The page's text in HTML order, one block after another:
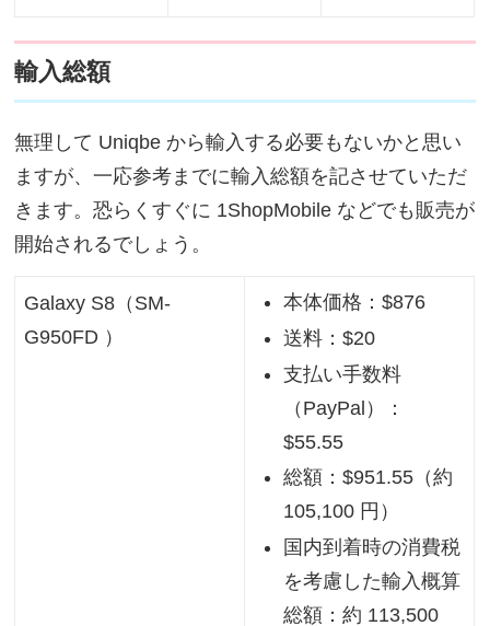
輸入総額
無理して Uniqbe から輸入する必要もないかと思い
ますが、一応参考までに輸入総額を記させていただ
きます。恐らくすぐに 1ShopMobile などでも販売が
開始されるでしょう。
Galaxy S8（SM-
G950FD ）
本体価格：$876
送料：$20
支払い手数料
（PayPal）：
$55.55
総額：$951.55（約
105,100 円）
国内到着時の消費税
を考慮した輸入概算
総額：約 113,500